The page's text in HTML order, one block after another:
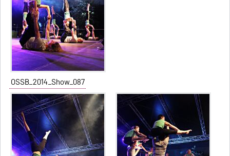
OSSB_2014_Show_087